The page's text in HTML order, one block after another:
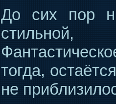
До сих пор
тогда,
не